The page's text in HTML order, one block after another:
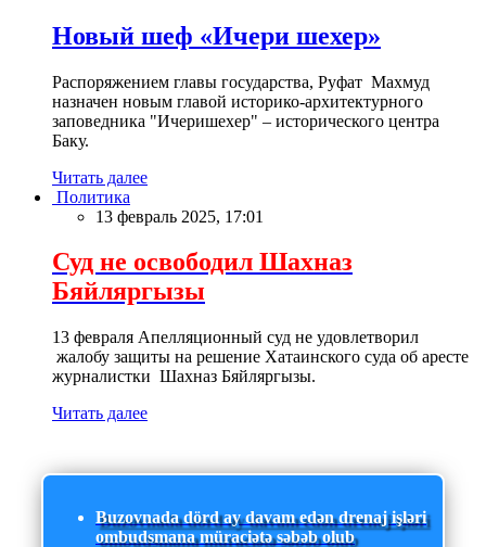
Новый шеф «Ичери шехер»
Распоряжением главы государства, Руфат Махмуд
назначен новым главой историко-архитектурного
заповедника "Ичеришехер" – исторического центра
Баку.
Читать далее
Политика
13 февраль 2025, 17:01
Суд не освободил Шахназ
Бяйляргызы
13 февраля Апелляционный суд не удовлетворил
жалобу защиты на решение Хатаинского суда об аресте
журналистки Шахназ Бяйляргызы.
Читать далее
Buzovnada dörd ay davam edən drenaj işləri
ombudsmana müraciətə səbəb olub